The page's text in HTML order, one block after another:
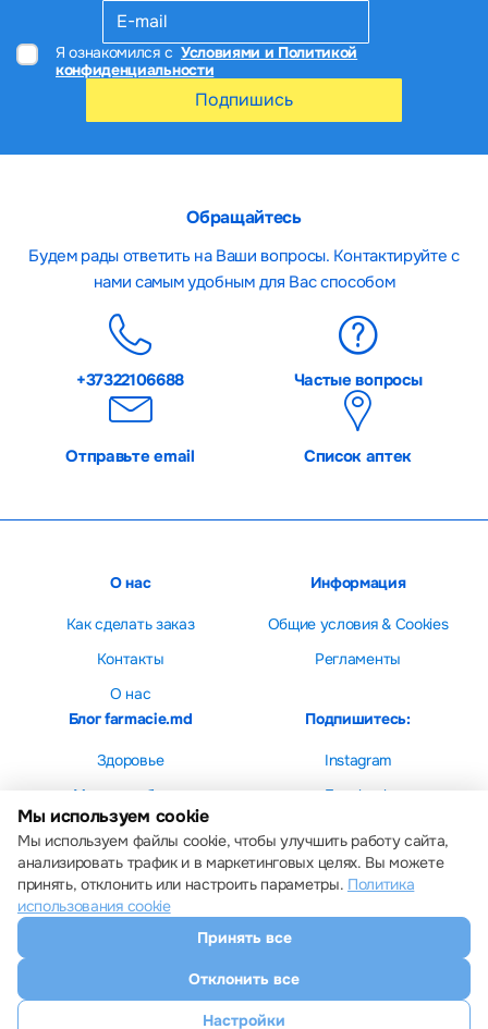
Я ознакомился с Условиями и Политикой
конфиденциальности
Подпишись
Обращайтесь
Будем рады ответить на Ваши вопросы. Контактируйте с
нами самым удобным для Вас способом
+37322106688 Частые вопросы
Отправьте email Список аптек
О нас
Как сделать заказ
Контакты
О нас
Информация
Общие условия & Cookies
Регламенты
Блог farmacie.md
Здоровье
Мама и ребенок
Красота
Подпишитесь:
Instagram
Facebook
Все права защищены © 2013 – 2026 Farmacie.md
Скачайте наше приложение
Настройки cookie
Мы используем cookie
Мы используем файлы cookie, чтобы улучшить работу сайта,
анализировать трафик и в маркетинговых целях. Вы можете
принять, отклонить или настроить параметры. Политика
использования cookie
Принять все
Отклонить все
Настройки